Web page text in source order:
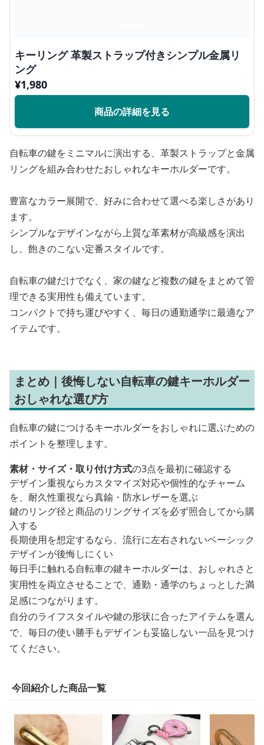
キーリング 革製ストラップ付きシンプル金属リ
ング
¥1,980
商品の詳細を見る
自転車の鍵をミニマルに演出する、革製ストラップと金属
リングを組み合わせたおしゃれなキーホルダーです。
豊富なカラー展開で、好みに合わせて選べる楽しさがあり
ます。
シンプルなデザインながら上質な革素材が高級感を演出
し、飽きのこない定番スタイルです。
自転車の鍵だけでなく、家の鍵など複数の鍵をまとめて管
理できる実用性も備えています。
コンパクトで持ち運びやすく、毎日の通勤通学に最適なア
イテムです。
まとめ｜後悔しない自転車の鍵キーホルダー
おしゃれな選び方
自転車の鍵につけるキーホルダーをおしゃれに選ぶための
ポイントを整理します。
素材・サイズ・取り付け方式の3点を最初に確認する
デザイン重視ならカスタマイズ対応や個性的なチャーム
を、耐久性重視なら真鍮・防水レザーを選ぶ
鍵のリング径と商品のリングサイズを必ず照合してから購
入する
長期使用を想定するなら、流行に左右されないベーシック
デザインが後悔しにくい
毎日手に触れる自転車の鍵キーホルダーは、おしゃれさと
実用性を両立させることで、通勤・通学のちょっとした満
足感につながります。
自分のライフスタイルや鍵の形状に合ったアイテムを選ん
で、毎日の使い勝手もデザインも妥協しない一品を見つけ
てください。
今回紹介した商品一覧